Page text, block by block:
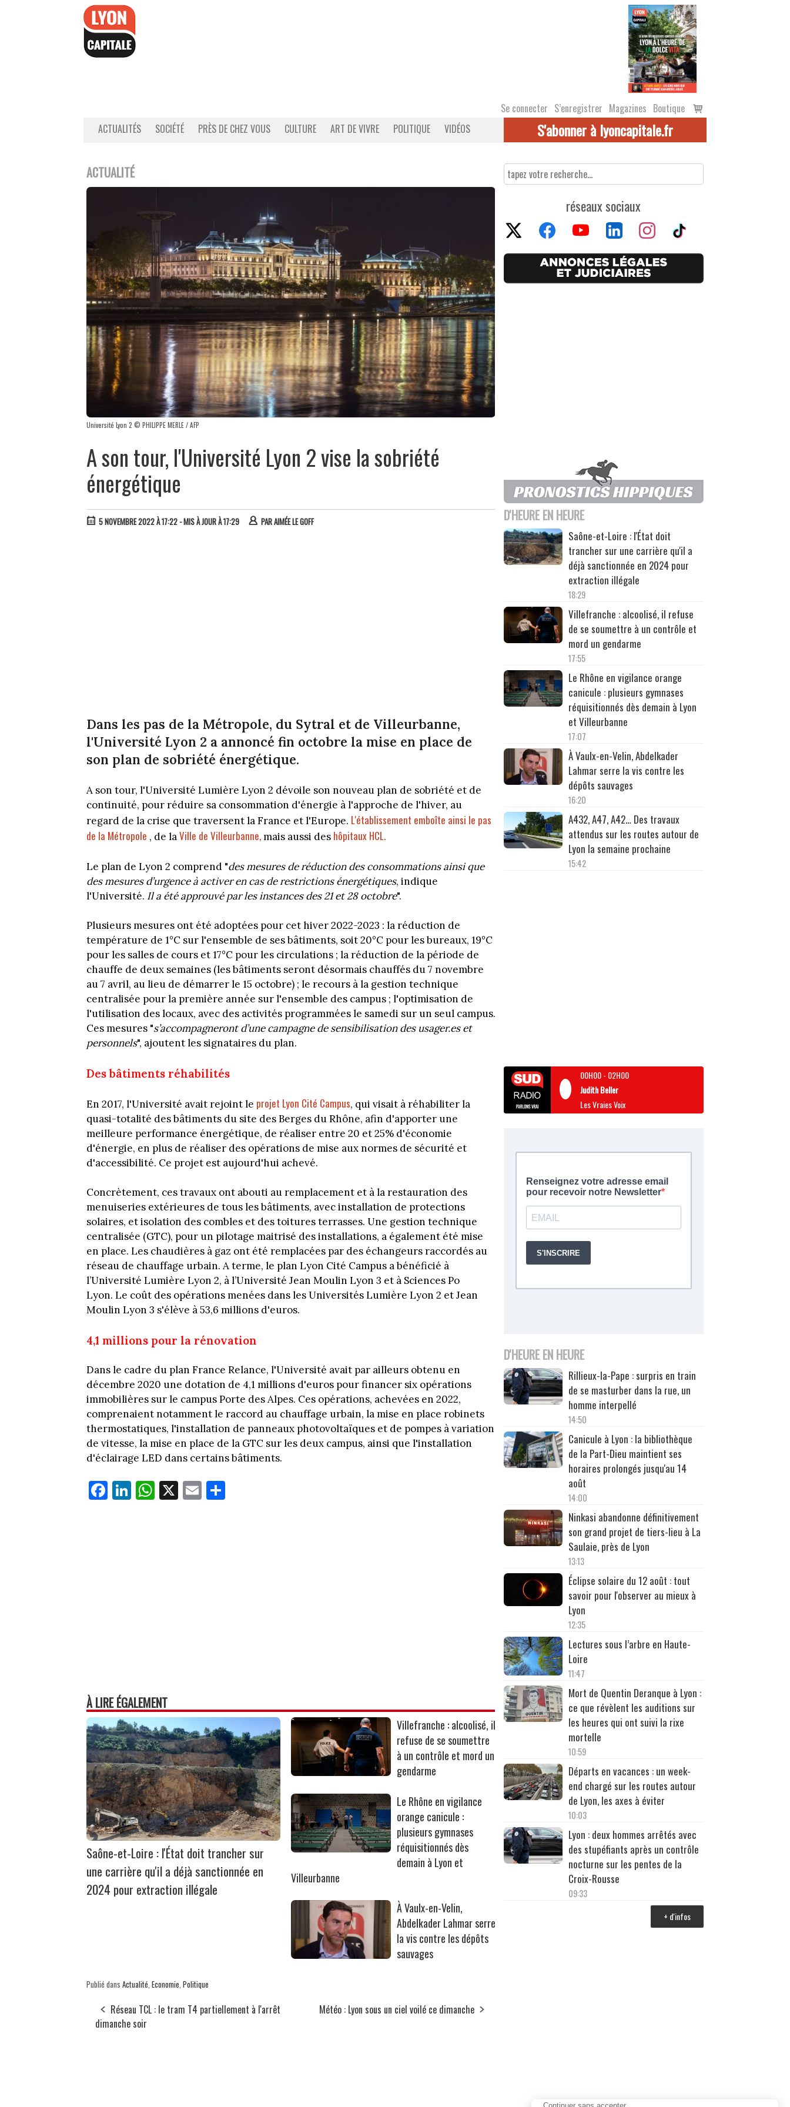
Se connecter S’enregistrer Magazines Boutique
Voir
le
ACTUALITÉS SOCIÉTÉ PRÈS DE CHEZ VOUS CULTURE ART DE VIVRE POLITIQUE VIDÉOS S'abonner à lyoncapitale.fr
ACTUALITÉ
Université Lyon 2 © PHILIPPE MERLE / AFP
A son tour, l'Université Lyon 2 vise la sobriété
énergétique
5 NOVEMBRE 2022 À 17:22 - MIS À JOUR À 17:29 PARAIMÉE LE GOFF
Dans les pas de la Métropole, du Sytral et de Villeurbanne,
l'Université Lyon 2 a annoncé fin octobre la mise en place de
son plan de sobriété énergétique.
A son tour, l'Université Lumière Lyon 2 dévoile son nouveau plan de sobriété et de
continuité, pour réduire sa consommation d'énergie à l'approche de l'hiver, au
regard de la crise que traversent la France et l'Europe. L'établissement emboîte ainsi le pas
de la Métropole , de laVille de Villeurbanne,mais aussi des hôpitaux HCL.
Le plan de Lyon 2 comprend "des mesures de réduction des consommations ainsi que
des mesures d’urgence à activer en cas de restrictions énergétiques, indique
l'Université. Il a été approuvé par les instances des 21 et 28 octobre".
Plusieurs mesures ont été adoptées pour cet hiver 2022-2023 : la réduction de
température de 1°C sur l'ensemble de ses bâtiments, soit 20°C pour les bureaux, 19°C
pour les salles de cours et 17°C pour les circulations ; la réduction de la période de
chauffe de deux semaines (les bâtiments seront désormais chauffés du 7 novembre
au 7 avril, au lieu de démarrer le 15 octobre) ; le recours à la gestion technique
centralisée pour la première année sur l'ensemble des campus ; l'optimisation de
l'utilisation des locaux, avec des activités programmées le samedi sur un seul campus.
Ces mesures "s’accompagneront d’une campagne de sensibilisation des usager.es et
personnels", ajoutent les signataires du plan.
Des bâtiments réhabilités
En 2017, l'Université avait rejoint le projet Lyon Cité Campus, qui visait à réhabiliter la
quasi-totalité des bâtiments du site des Berges du Rhône, afin d'apporter une
meilleure performance énergétique, de réaliser entre 20 et 25% d'économie
d'énergie, en plus de réaliser des opérations de mise aux normes de sécurité et
d'accessibilité. Ce projet est aujourd'hui achevé.
Concrètement, ces travaux ont abouti au remplacement et à la restauration des
menuiseries extérieures de tous les bâtiments, avec installation de protections
solaires, et isolation des combles et des toitures terrasses. Une gestion technique
centralisée (GTC), pour un pilotage maitrisé des installations, a également été mise
en place. Les chaudières à gaz ont été remplacées par des échangeurs raccordés au
réseau de chauffage urbain. A terme, le plan Lyon Cité Campus a bénéficié à
l’Université Lumière Lyon 2, à l’Université Jean Moulin Lyon 3 et à Sciences Po
Lyon. Le coût des opérations menées dans les Universités Lumière Lyon 2 et Jean
Moulin Lyon 3 s'élève à 53,6 millions d'euros.
4,1 millions pour la rénovation
Dans le cadre du plan France Relance, l'Université avait par ailleurs obtenu en
décembre 2020 une dotation de 4,1 millions d'euros pour financer six opérations
immobilières sur le campus Porte des Alpes. Ces opérations, achevées en 2022,
comprenaient notamment le raccord au chauffage urbain, la mise en place robinets
thermostatiques, l'installation de panneaux photovoltaïques et de pompes à variation
de vitesse, la mise en place de la GTC sur les deux campus, ainsi que l'installation
d'éclairage LED dans certains bâtiments.
Fa
ce
Li
nk
W
ha
X E
m
À LIRE ÉGALEMENT
Saône-et-Loire : l'État doit trancher sur
une carrière qu'il a déjà sanctionnée en
2024 pour extraction illégale
Villefranche : alcoolisé, il
refuse de se soumettre
à un contrôle et mord un
gendarme
Le Rhône en vigilance
orange canicule :
plusieurs gymnases
réquisitionnés dès
demain à Lyon et
Villeurbanne
À Vaulx-en-Velin,
Abdelkader Lahmar serre
la vis contre les dépôts
sauvages
Publié dans Actualité, Economie, Politique
Réseau TCL : le tram T4 partiellement à l'arrêt
dimanche soir
Météo : Lyon sous un ciel voilé ce dimanche
réseaux sociaux
D'HEURE EN HEURE
Saône-et-Loire : l'État doit
trancher sur une carrière qu'il a
déjà sanctionnée en 2024 pour
extraction illégale
18:29
Villefranche : alcoolisé, il refuse
de se soumettre à un contrôle et
mord un gendarme
17:55
Le Rhône en vigilance orange
canicule : plusieurs gymnases
réquisitionnés dès demain à Lyon
et Villeurbanne
17:07
À Vaulx-en-Velin, Abdelkader
Lahmar serre la vis contre les
dépôts sauvages
16:20
A432, A47, A42… Des travaux
attendus sur les routes autour de
Lyon la semaine prochaine
15:42
00H00- 02H00
Judith Beller
Les Vraies Voix
D'HEURE EN HEURE
Rillieux-la-Pape : surpris en train
de se masturber dans la rue, un
homme interpellé
14:50
Canicule à Lyon : la bibliothèque
de la Part-Dieu maintient ses
horaires prolongés jusqu'au 14
août
14:00
Ninkasi abandonne définitivement
son grand projet de tiers-lieu à La
Saulaie, près de Lyon
13:13
Éclipse solaire du 12 août : tout
savoir pour l'observer au mieux à
Lyon
12:35
Lectures sous l’arbre en Haute-
Loire
11:47
Mort de Quentin Deranque à Lyon :
ce que révèlent les auditions sur
les heures qui ont suivi la rixe
mortelle
10:59
Départs en vacances : un week-
end chargé sur les routes autour
de Lyon, les axes à éviter
10:03
Lyon : deux hommes arrêtés avec
des stupéfiants après un contrôle
nocturne sur les pentes de la
Croix-Rousse
09:33
+ d'infos